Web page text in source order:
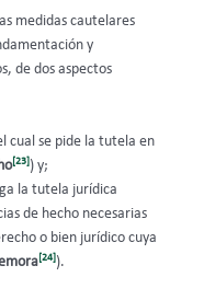
medidas cautelares
y
de dos aspectos
cual se pide la tutela en
[23]) y;
la tutela jurídica
de hecho necesarias
o bien jurídico cuya
[24]).